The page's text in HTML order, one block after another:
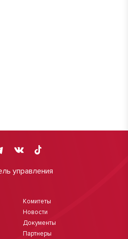
управления
Комитеты
Новости
Документы
Партнеры